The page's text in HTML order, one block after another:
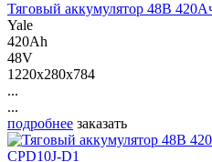
Тяговый аккумулятор 48В
Yale
420Ah
48V
1220x280x784
...
...
подробнее заказать